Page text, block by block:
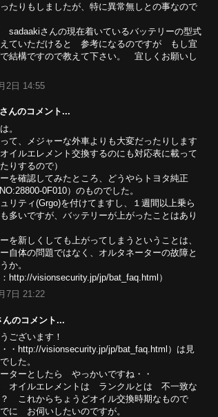
たりもしましたが、特に異常無しとの事なので
sadaakiさんの現在着いているバッテリーの型式
ていただけると 参考になるのですが もし宜
結構ですので教えて下さい。 宜しくお願いし
2日 14:55
さんのコメント...
。
て、メジャーな外車よりも大変だったりします
イルエレメント交換するのにも対応表に載って
りするので）
を確認してみたところ、どうやらトヨタ純正
NO:28800-0F010）のものでした。
リティ(Grgo)を付けてますし、１週間以上乗ら
多いですが、バッテリーが上がったことはあり
を新しくしても上がってしまうということは、
自体の問題ではなく、オルタネーターの故障と
か。
：http://visionsecurity.jp/jp/bat_faq.html）
7日 21:22
んのコメント...
ございます！
・http://visionsecurity.jp/jp/bat_faq.html）は見
した。
ターとしたら やっかいですね・・
オイルエレメントは ランクルとは 不一致な
これからちょうどオイル交換時期なもので
に お伺いしたいのですが。